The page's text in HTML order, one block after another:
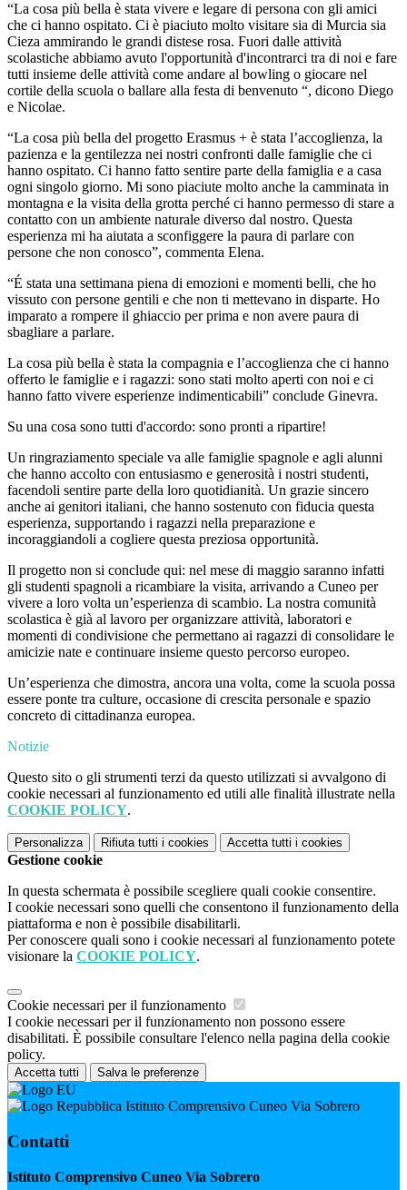
“La cosa più bella è stata vivere e legare di persona con gli amici
che ci hanno ospitato. Ci è piaciuto molto visitare sia di Murcia sia
Cieza ammirando le grandi distese rosa. Fuori dalle attività
scolastiche abbiamo avuto l'opportunità d'incontrarci tra di noi e fare
tutti insieme delle attività come andare al bowling o giocare nel
cortile della scuola o ballare alla festa di benvenuto “, dicono Diego
e Nicolae.
“La cosa più bella del progetto Erasmus + è stata l’accoglienza, la
pazienza e la gentilezza nei nostri confronti dalle famiglie che ci
hanno ospitato. Ci hanno fatto sentire parte della famiglia e a casa
ogni singolo giorno. Mi sono piaciute molto anche la camminata in
montagna e la visita della grotta perché ci hanno permesso di stare a
contatto con un ambiente naturale diverso dal nostro. Questa
esperienza mi ha aiutata a sconfiggere la paura di parlare con
persone che non conosco”, commenta Elena.
“É stata una settimana piena di emozioni e momenti belli, che ho
vissuto con persone gentili e che non ti mettevano in disparte. Ho
imparato a rompere il ghiaccio per prima e non avere paura di
sbagliare a parlare.
La cosa più bella è stata la compagnia e l’accoglienza che ci hanno
offerto le famiglie e i ragazzi: sono stati molto aperti con noi e ci
hanno fatto vivere esperienze indimenticabili” conclude Ginevra.
Su una cosa sono tutti d'accordo: sono pronti a ripartire!
Un ringraziamento speciale va alle famiglie spagnole e agli alunni
che hanno accolto con entusiasmo e generosità i nostri studenti,
facendoli sentire parte della loro quotidianità. Un grazie sincero
anche ai genitori italiani, che hanno sostenuto con fiducia questa
esperienza, supportando i ragazzi nella preparazione e
incoraggiandoli a cogliere questa preziosa opportunità.
Il progetto non si conclude qui: nel mese di maggio saranno infatti
gli studenti spagnoli a ricambiare la visita, arrivando a Cuneo per
vivere a loro volta un’esperienza di scambio. La nostra comunità
scolastica è già al lavoro per organizzare attività, laboratori e
momenti di condivisione che permettano ai ragazzi di consolidare le
amicizie nate e continuare insieme questo percorso europeo.
Un’esperienza che dimostra, ancora una volta, come la scuola possa
essere ponte tra culture, occasione di crescita personale e spazio
concreto di cittadinanza europea.
Notizie
Questo sito o gli strumenti terzi da questo utilizzati si avvalgono di
cookie necessari al funzionamento ed utili alle finalità illustrate nella
COOKIE POLICY.
Personalizza Rifiuta tutti i cookies Accetta tutti i cookies
Gestione cookie
In questa schermata è possibile scegliere quali cookie consentire.
I cookie necessari sono quelli che consentono il funzionamento della
piattaforma e non è possibile disabilitarli.
Per conoscere quali sono i cookie necessari al funzionamento potete
visionare la COOKIE POLICY.
Cookie necessari per il funzionamento
I cookie necessari per il funzionamento non possono essere
disabilitati. È possibile consultare l'elenco nella pagina della cookie
policy.
Accetta tutti Salva le preferenze
Istituto Comprensivo Cuneo Via Sobrero
Contatti
Istituto Comprensivo Cuneo Via Sobrero